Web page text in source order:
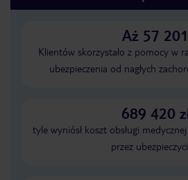
Aż 57 201
Klientów skorzystało z pomocy w
ubezpieczenia od nagłych
689 420
tyle wyniósł koszt obsługi
przez